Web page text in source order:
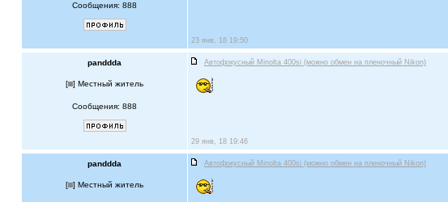
Сообщения: 888
23 янв, 18 19:50
panddda Автофокусный Minolta 400si (можно обмен на пленочный Nikon)
[ ] Местный житель
Сообщения: 888
29 янв, 18 19:46
panddda Автофокусный Minolta 400si (можно обмен на пленочный Nikon)
[ ] Местный житель